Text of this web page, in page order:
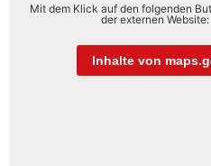
Mit dem Klick auf den folgenden
der externen
Inhalte von